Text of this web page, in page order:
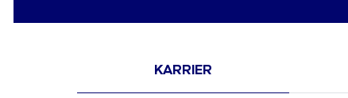
KARRIER